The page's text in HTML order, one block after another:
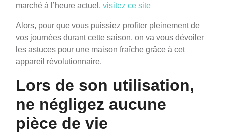
marché à l’heure actuel, visitez ce site
Alors, pour que vous puissiez profiter pleinement de
vos journées durant cette saison, on va vous dévoiler
les astuces pour une maison fraîche grâce à cet
appareil révolutionnaire.
Lors de son utilisation,
ne négligez aucune
pièce de vie